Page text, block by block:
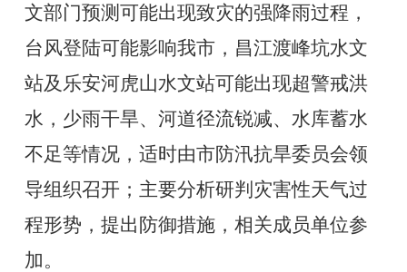
文部门预测可能出现致灾的强降雨过程，
台风登陆可能影响我市，昌江渡峰坑水文
站及乐安河虎山水文站可能出现超警戒洪
水，少雨干旱、河道径流锐减、水库蓄水
不足等情况，适时由市防汛抗旱委员会领
导组织召开；主要分析研判灾害性天气过
程形势，提出防御措施，相关成员单位参
加。